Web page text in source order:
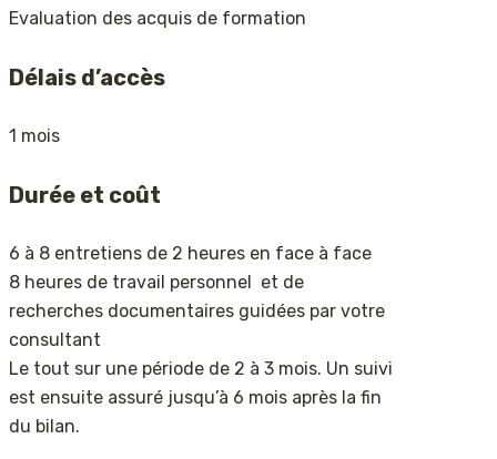
Evaluation des acquis de formation
Délais d’accès
1 mois
Durée et coût
6 à 8 entretiens de 2 heures en face à face
8 heures de travail personnel et de
recherches documentaires guidées par votre
consultant
Le tout sur une période de 2 à 3 mois. Un suivi
est ensuite assuré jusqu’à 6 mois après la fin
du bilan.